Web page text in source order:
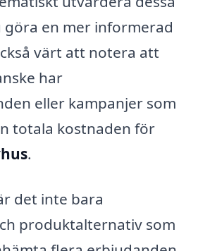
en mer informerad
värt att notera att
har
eller kampanjer som
totala kostnaden för
.
det inte bara
produktalternativ som